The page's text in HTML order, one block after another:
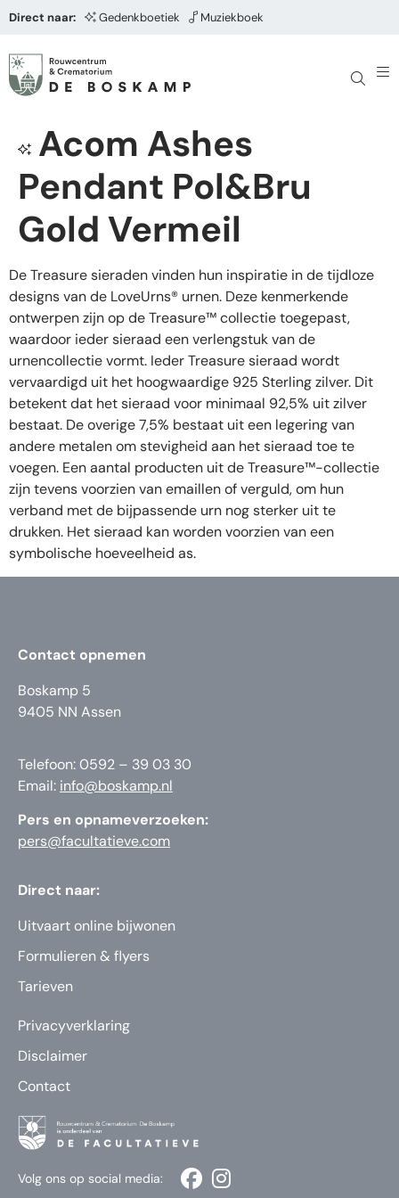
Direct naar: Gedenkboetiek Muziekboek
Acom Ashes
Pendant Pol&Bru
Gold Vermeil
De Treasure sieraden vinden hun inspiratie in de tijdloze
designs van de LoveUrns® urnen. Deze kenmerkende
ontwerpen zijn op de Treasure™ collectie toegepast,
waardoor ieder sieraad een verlengstuk van de
urnencollectie vormt. Ieder Treasure sieraad wordt
vervaardigd uit het hoogwaardige 925 Sterling zilver. Dit
betekent dat het sieraad voor minimaal 92,5% uit zilver
bestaat. De overige 7,5% bestaat uit een legering van
andere metalen om stevigheid aan het sieraad toe te
voegen. Een aantal producten uit de Treasure™-collectie
zijn tevens voorzien van emaillen of verguld, om hun
verband met de bijpassende urn nog sterker uit te
drukken. Het sieraad kan worden voorzien van een
symbolische hoeveelheid as.
Contact opnemen
Boskamp 5
9405 NN Assen
Telefoon: 0592 – 39 03 30
Email: info@boskamp.nl
Pers en opnameverzoeken:
pers@facultatieve.com
Direct naar:
Uitvaart online bijwonen
Formulieren & flyers
Tarieven
Privacyverklaring
Disclaimer
Contact
Volg ons op social media: